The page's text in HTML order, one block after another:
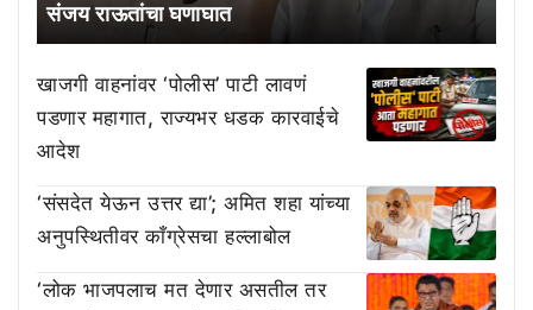
संजय राऊतांचा घणाघात
खाजगी वाहनांवर ‘पोलीस’ पाटी लावणं
पडणार महागात, राज्यभर धडक कारवाईचे
आदेश
‘संसदेत येऊन उत्तर द्या’; अमित शहा यांच्या
अनुपस्थितीवर काँग्रेसचा हल्लाबोल
‘लोक भाजपलाच मत देणार असतील तर